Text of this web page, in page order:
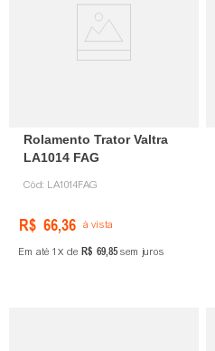
Rolamento Trator Valtra
LA1014 FAG
Cód: LA1014FAG
R$ 66,36 à vista
Em até 1 de R$ 69,85 sem juros